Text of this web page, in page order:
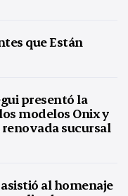
que Están
presentó la
modelos Onix y
sucursal
al homenaje